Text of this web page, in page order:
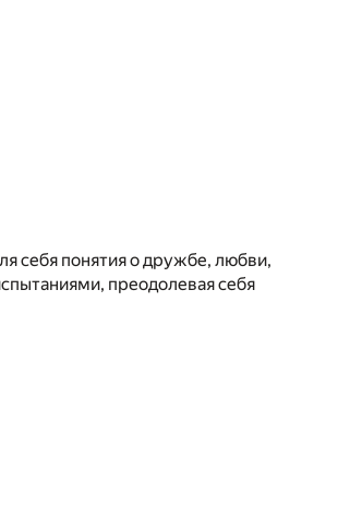
себя понятия о дружбе, любви,
преодолевая себя